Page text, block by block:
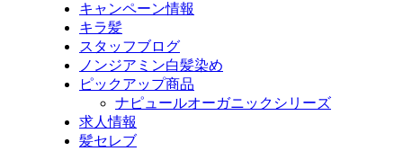
キャンペーン情報
キラ髪
スタッフブログ
ノンジアミン白髪染め
ピックアップ商品
ナピュールオーガニックシリーズ
求人情報
髪セレブ